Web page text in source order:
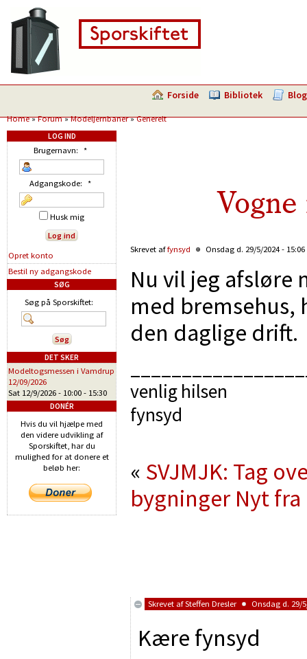
Forside Bibliotek Blog
Home»Forum»Modeljernbaner»Generelt
Skrevet affynsyd Onsdag d. 29/5/2024 - 15:06
Nu vil jeg afsløre
med
den daglige drift.
venlig hilsen
fynsyd
« SVJMJK: Tag
bygninger Nyt
Skrevet afSteffen Dresler Onsdag d. 29/
Kære fynsyd
LOG IND
Brugernavn: *
Adgangskode: *
Husk mig
Opret konto
Bestil ny adgangskode
SØG
Søg på Sporskiftet:
DET SKER
Modeltogsmessen i Vamdrup
12/09/2026
Sat 12/9/2026 - 10:00 - 15:30
DONÉR
Hvis du vil hjælpe med
den videre udvikling af
Sporskiftet, har du
mulighed for at donere et
beløb her: